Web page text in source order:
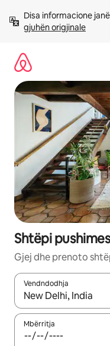
përmbajtja
Disa informacione
gjuhën origjinale
Shtëpi
Gjej dhe prenoto
Vendndodhja
Kur rezultatet të jenë
Mbërritja